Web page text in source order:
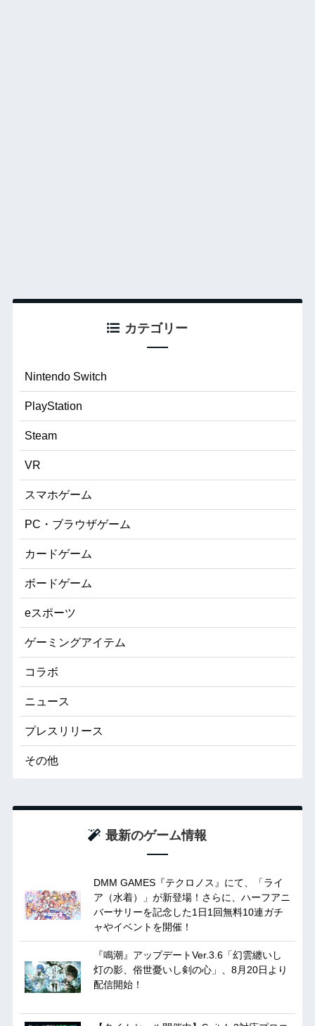
カテゴリー
Nintendo Switch
PlayStation
Steam
VR
スマホゲーム
PC・ブラウザゲーム
カードゲーム
ボードゲーム
eスポーツ
ゲーミングアイテム
コラボ
ニュース
プレスリリース
その他
最新のゲーム情報
DMM GAMES『テクロノス』にて、「ライ
ア（水着）」が新登場！さらに、ハーフアニ
バーサリーを記念した1日1回無料10連ガチ
ャやイベントを開催！
『鳴潮』アップデートVer.3.6「幻雲纏いし
灯の影、俗世憂いし剣の心」、8月20日より
配信開始！